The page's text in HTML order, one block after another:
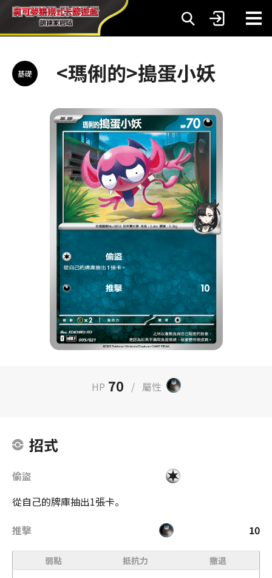
基礎 <瑪俐的>搗蛋小妖
HP 70 / 屬性
招式
偷盜
從自己的牌庫抽出1張卡。
推擊
10
弱點 抵抗力 撤退